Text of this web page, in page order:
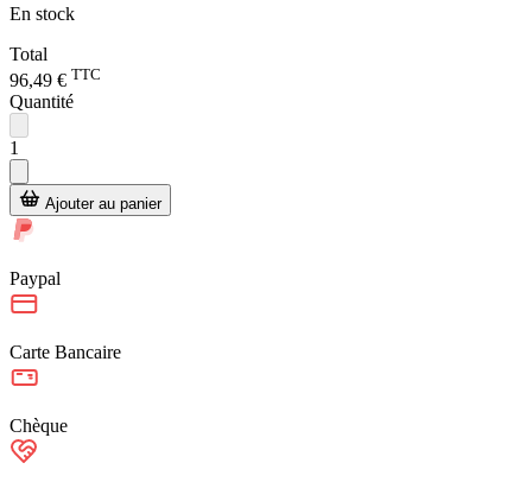
En stock
Total
96,49 € TTC
Quantité
1
Ajouter au panier
Paypal
Carte Bancaire
Chèque